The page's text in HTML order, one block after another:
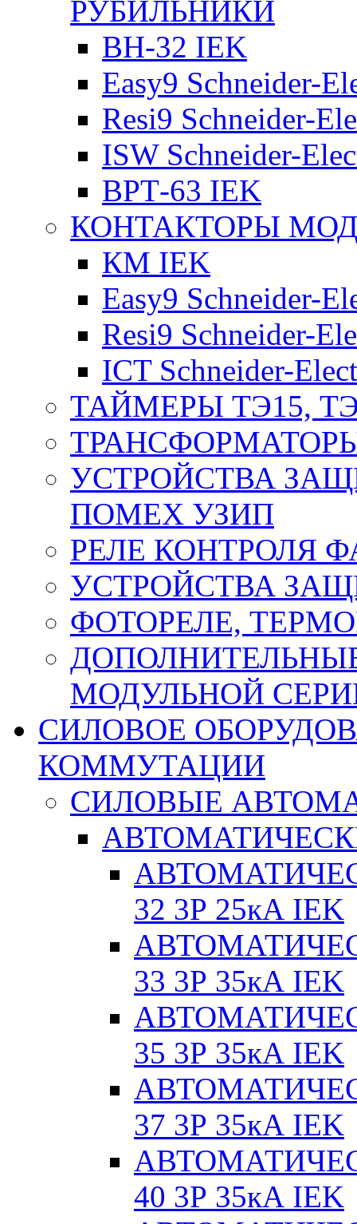
РУБИЛЬНИКИ
ВН-32 IEK
Easy9 Schneider-
Resi9 Schneider-
ISW Schneider-
ВРТ-63 IEK
КОНТАКТОРЫ
КМ IEK
Easy9 Schneider-
Resi9 Schneider-
ICT Schneider-
ТАЙМЕРЫ ТЭ15,
УСТРОЙСТВА
ПОМЕХ УЗИП
РЕЛЕ КОНТРОЛЯ
УСТРОЙСТВА
ФОТОРЕЛЕ,
МОДУЛЬНОЙ
СИЛОВОЕ
КОММУТАЦИИ
СИЛОВЫЕ
32 3Р 25кА IEK
33 3Р 35кА IEK
35 3Р 35кА IEK
37 3Р 35кА IEK
40 3Р 35кА IEK